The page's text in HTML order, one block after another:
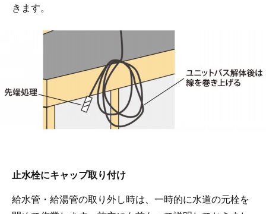
きます。
止水栓にキャップ取り付け
給水管・給湯管の取り外し時は、一時的に水道の元栓を